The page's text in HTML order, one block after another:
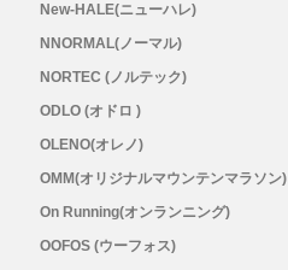
New-HALE(ニューハレ)
NNORMAL(ノーマル)
NORTEC (ノルテック)
ODLO (オドロ )
OLENO(オレノ)
OMM(オリジナルマウンテンマラソン)
On Running(オンランニング)
OOFOS (ウーフォス)